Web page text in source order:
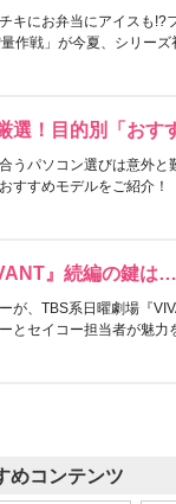
キにお弁当にアイスも!?
作戦」が今夏、シリーズ
選！目的別「おす
うパソコン選びは意外
すすめモデルをご紹介！
』続編の鍵は
が、TBS系日曜劇場『
とセイコー担当者が魅力
めコンテンツ